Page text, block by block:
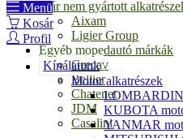
Már nem gyártott
Aixam
Ligier Group
Egyéb mopedautó márkák
Grecav
Bellier
Chatenet
JDM
Casalini
Menü
Kosár
Profil
Kínálatunk
Motor alkatrészek
KUBOTA
YANMAR